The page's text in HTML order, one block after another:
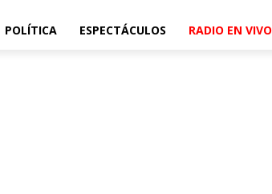
POLÍTICA ESPECTÁCULOS RADIO EN VIVO